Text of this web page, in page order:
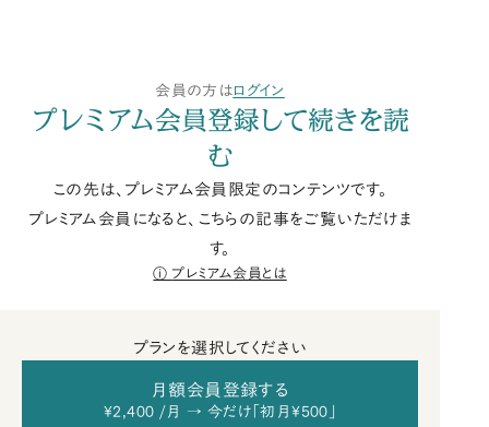
会員の方はログイン
プレミアム会員登録して続きを読
む
この先は、プレミアム会員限定のコンテンツです。
プレミアム会員になると、こちらの記事をご覧いただけま
す。
プレミアム会員とは
プランを選択してください
月額会員登録する
¥2,400 /月 → 今だけ「初月¥500」